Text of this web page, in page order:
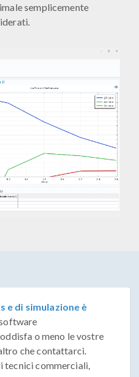
semplicemente
e di simulazione è
o meno le vostre
che contattarci.
tecnici commerciali,